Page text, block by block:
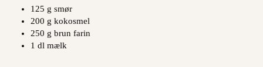
125 g smør
200 g kokosmel
250 g brun farin
1 dl mælk